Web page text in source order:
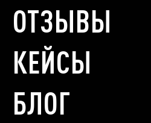
ОТЗЫВЫ
КЕЙСЫ
БЛОГ